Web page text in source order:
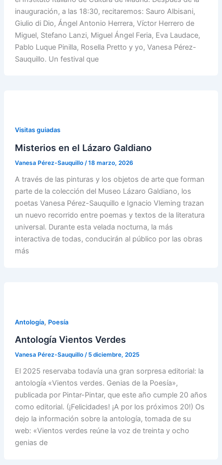
inauguración, a las 18:30, recitaremos: Sauro Albisani,
Giulio di Dio, Ángel Antonio Herrera, Víctor Herrero de
Miguel, Stefano Lanzi, Miguel Ángel Feria, Eva Laudace,
Pablo Luque Pinilla, Rosella Pretto y yo, Vanesa Pérez-
Sauquillo. Un festival que
Visitas guiadas
Misterios en el Lázaro Galdiano
Vanesa Pérez-Sauquillo /18 marzo, 2026
A través de las pinturas y los objetos de arte que forman
parte de la colección del Museo Lázaro Galdiano, los
poetas Vanesa Pérez-Sauquillo e Ignacio Vleming trazan
un nuevo recorrido entre poemas y textos de la literatura
universal. Durante esta velada nocturna, la más
interactiva de todas, conducirán al público por las obras
más
Antología, Poesía
Antología Vientos Verdes
Vanesa Pérez-Sauquillo / 5 diciembre, 2025
El 2025 reservaba todavía una gran sorpresa editorial: la
antología «Vientos verdes. Genias de la Poesía»,
publicada por Pintar-Pintar, que este año cumple 20 años
como editorial. (¡Felicidades! ¡A por los próximos 20!) Os
dejo la información sobre la antología, tomada de su
web: «Vientos verdes reúne la voz de treinta y ocho
genias de